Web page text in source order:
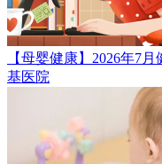
【母婴健康】2026年7
基医院